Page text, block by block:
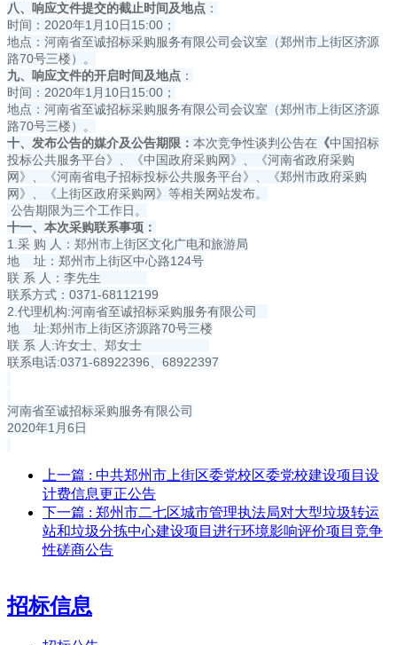
八、响应文件提交的截止时间及地点 ：
时间：2020年1月10日15:00；
地点：河南省至诚招标采购服务有限公司会议室（郑州市上街区济源
路70号三楼）。
九、响应文件的开启时间及地点 ：
时间：2020年1月10日15:00；
地点：河南省至诚招标采购服务有限公司会议室（郑州市上街区济源
路70号三楼）。
十、发布公告的媒介及公告期限： 本次竞争性谈判公告在 《中国招标
投标公共服务平台》、《中国政府采购网》、《河南省政府采购
网》、《河南省电子招标投标公共服务平台》、《郑州市政府采购
网》、《上街区政府采购网》等相关网站发布。
公告期限为三个工作日。
十一、本次采购联系事项：
1.采 购 人：郑州市上街区文化广电和旅游局
地 址：郑州市上街区中心路124号
联 系 人：李先生
联系方式：0371-68112199
2.代理机构:河南省至诚招标采购服务有限公司
地 址:郑州市上街区济源路70号三楼
联 系 人:许女士、郑女士
联系电话:0371-68922396、68922397
河南省至诚招标采购服务有限公司
2020年1月6日
上一篇 : 中共郑州市上街区委党校区委党校建设项目设
计费信息更正公告
下一篇 : 郑州市二七区城市管理执法局对大型垃圾转运
站和垃圾分拣中心建设项目进行环境影响评价项目竞争
性磋商公告
招标信息